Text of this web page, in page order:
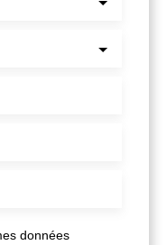
données